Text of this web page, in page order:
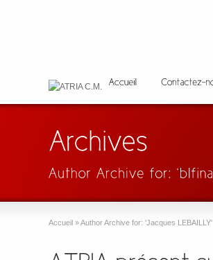
Accueil »Author Archive for: 'Jacques LEBAILLY'